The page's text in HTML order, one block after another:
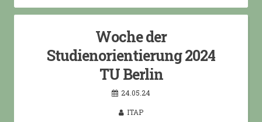
Woche der
Studienorientierung 2024
TU Berlin
24.05.24
ITAP